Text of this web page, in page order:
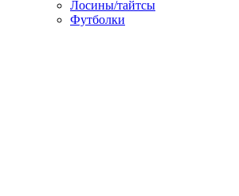
Лосины/тайтсы
Футболки